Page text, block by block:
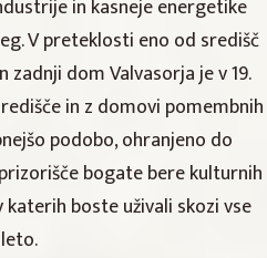
in kasneje energetike
V preteklosti eno od središč
dom Valvasorja je v 19.
in z domovi pomembnih
podobo, ohranjeno do
bogate bere kulturnih
boste uživali skozi vse
leto.